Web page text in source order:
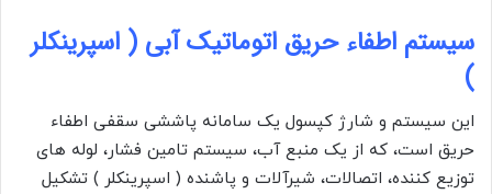
سیستم اطفاء حریق اتوماتیک آبی ( اسپرینکلر
)
این سیستم و شارژ کپسول یک سامانه پاششی سقفی اطفاء
حریق است، که از یک منبع آب، سیستم تامین فشار، لوله های
توزیع کننده، اتصالات، شیرآلات و پاشنده ( اسپرینکلر ) تشکیل